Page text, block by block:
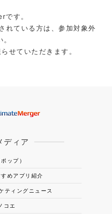
す。
れている方は、参加対象外
せていただきます。
ディア
ップ）
めアプリ紹介
ティングニュース
コエ